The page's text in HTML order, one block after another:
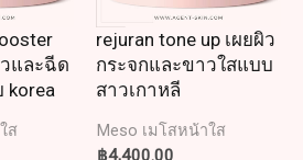
และฉีด
korea
ส
rejuran tone up เผยผิว
กระจกและขาวใสแบบ
สาวเกาหลี
Meso เมโสหน้าใส
฿4,400.00